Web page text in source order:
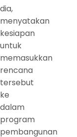
dia,
menyatakan
kesiapan
untuk
memasukkan
rencana
tersebut
ke
dalam
program
pembangunan